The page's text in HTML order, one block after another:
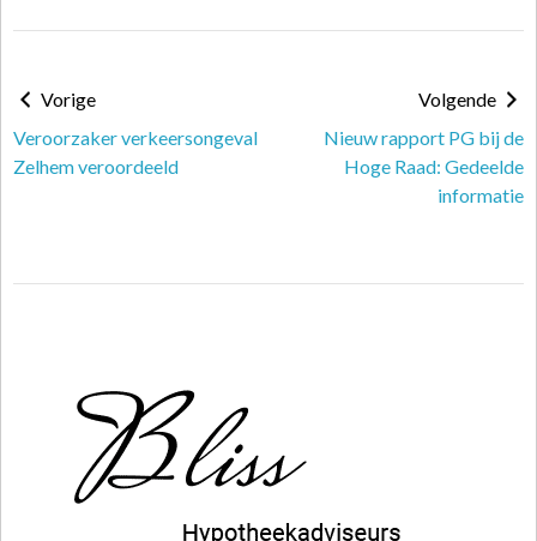
Vorige
Veroorzaker verkeersongeval
Zelhem veroordeeld
Volgende
Nieuw rapport PG bij de
Hoge Raad: Gedeelde
informatie